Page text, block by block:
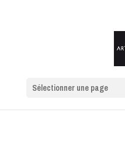
Sélectionner une page